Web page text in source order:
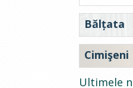
Bălțata
Cimişeni
Ultimele